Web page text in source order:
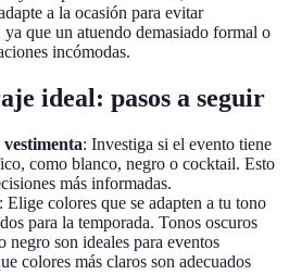
a la ocasión para evitar
que un atuendo demasiado formal o
incómodas.
ideal: pasos a seguir
: Investiga si el evento tiene
como blanco, negro o cocktail. Esto
más informadas.
: Elige colores que se adapten a tu tono
para la temporada. Tonos oscuros
negro son ideales para eventos
colores más claros son adecuados